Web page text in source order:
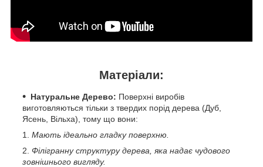
Матеріали:
Натуральне Дерево: Поверхні виробів
виготовляються тільки з твердих порід дерева (Дуб,
Ясень, Вільха), тому що вони:
Мають ідеально гладку поверхню.
Філігранну структуру дерева, яка надає чудового
зовнішнього вигляду.